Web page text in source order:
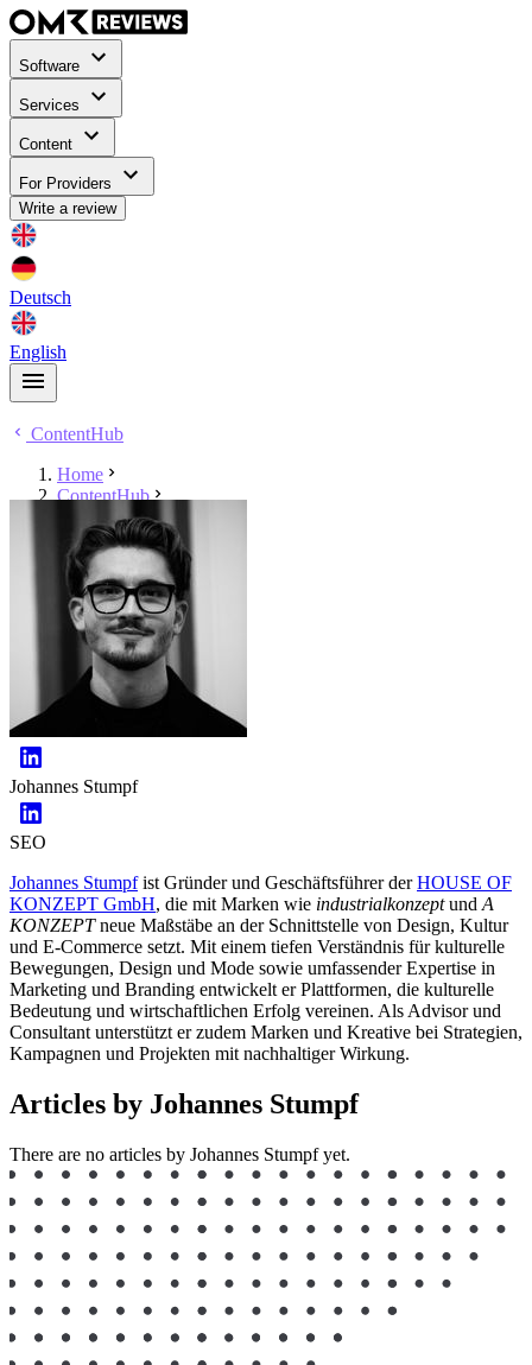
Software
Services
Content
For Providers
Write a review
Deutsch
English
ContentHub
Home
ContentHub
Johannes Stumpf
Johannes Stumpf
SEO
Johannes Stumpfist Gründer und Geschäftsführer derHOUSE OF
KONZEPT GmbH, die mit Marken wie industrialkonzeptund A
KONZEPTneue Maßstäbe an der Schnittstelle von Design, Kultur
und E-Commerce setzt. Mit einem tiefen Verständnis für kulturelle
Bewegungen, Design und Mode sowie umfassender Expertise in
Marketing und Branding entwickelt er Plattformen, die kulturelle
Bedeutung und wirtschaftlichen Erfolg vereinen. Als Advisor und
Consultant unterstützt er zudem Marken und Kreative bei Strategien,
Kampagnen und Projekten mit nachhaltiger Wirkung.
Articles by Johannes Stumpf
There are no articles by Johannes Stumpf yet.